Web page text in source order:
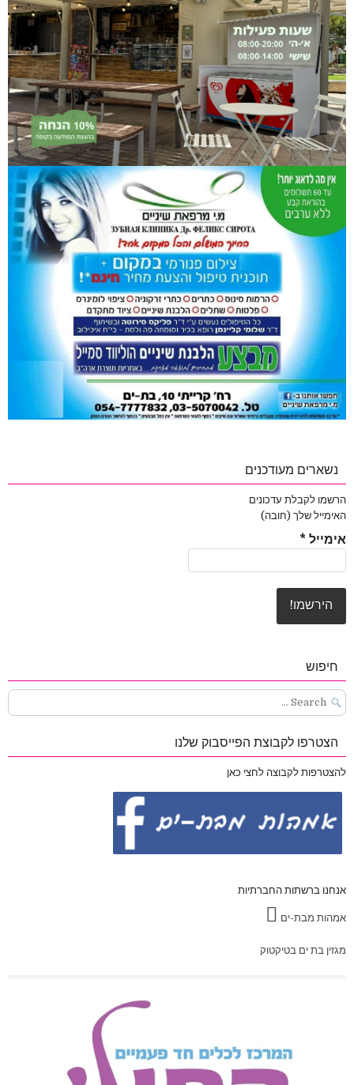
נשארים מעודכנים
הרשמו לקבלת עדכונים
האימייל שלך (חובה)
אימייל *
חיפוש
Search
for:
הצטרפו לקבוצת הפייסבוק שלנו
להצטרפות לקבוצה לחצי כאן
אנחנו ברשתות החברתיות
אמהות מבת-ים
מגזין בת ים בטיקטוק